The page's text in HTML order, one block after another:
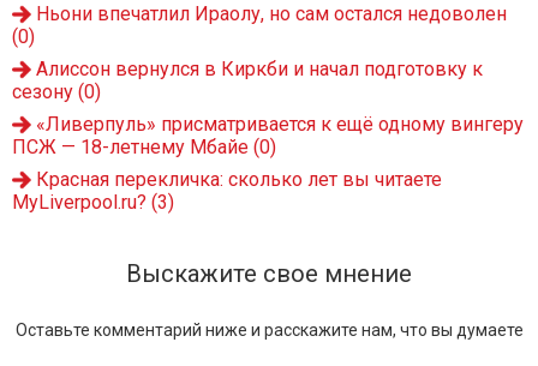
Ньони впечатлил Ираолу, но сам остался недоволен
(0)
Алиссон вернулся в Киркби и начал подготовку к
сезону (0)
«Ливерпуль» присматривается к ещё одному вингеру
ПСЖ — 18-летнему Мбайе (0)
Красная перекличка: сколько лет вы читаете
MyLiverpool.ru? (3)
Выскажите свое мнение
Оставьте комментарий ниже и расскажите нам, что вы думаете